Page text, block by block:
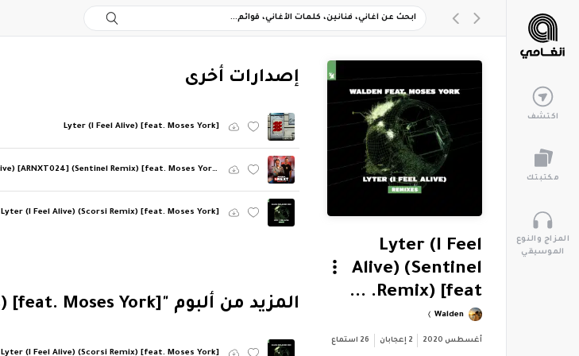
اكتشف
مكتبتك
المزاج والنوع
الموسيقي
Lyter (I Feel
Alive) (Sentinel
Remix) [feat. ...
Walden
أغسطس 2020 2 إعجابان 26 استماع
‏إصدارات أخرى
Lyter (I Feel Alive) [feat. Moses York]
Lyter (I Feel Alive) [ARNXT024] (Sentinel Remix) [feat. Moses York]
Lyter (I Feel Alive) (Scorsi Remix) [feat. Moses York]
‏المزيد من ألبوم "Lyter (I Feel Alive) (Remixes) [feat. Moses York]"
Lyter (I Feel Alive) (Scorsi Remix) [feat. Moses York]